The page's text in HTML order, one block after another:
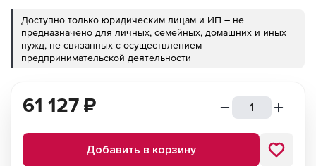
Доступно только юридическим лицам и ИП – не
предназначено для личных, семейных, домашних и иных
нужд, не связанных с осуществлением
предпринимательской деятельности
61 127 ₽
Добавить в корзину